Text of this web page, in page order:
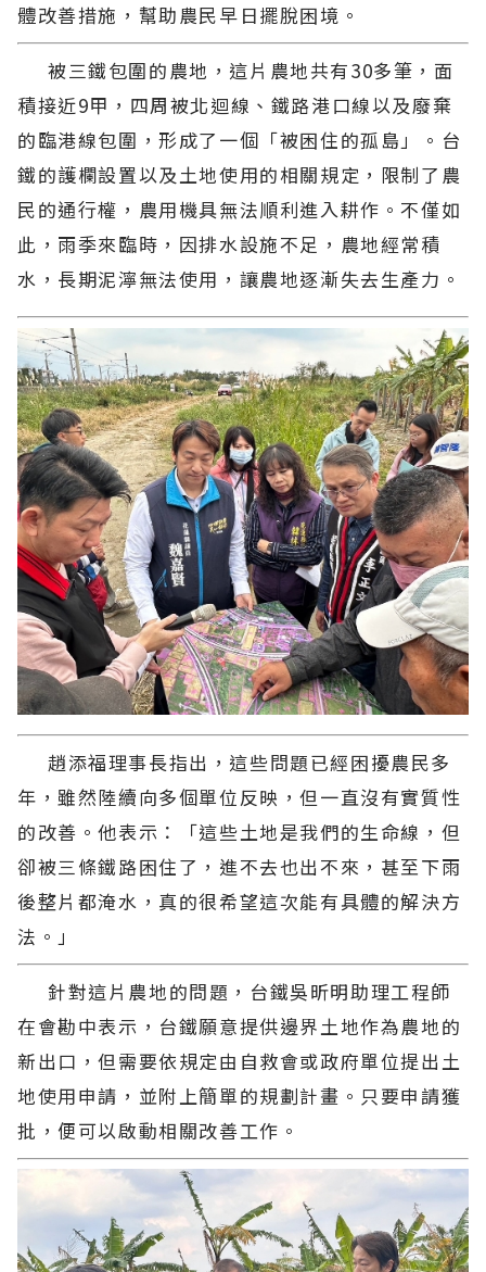
體改善措施，幫助農民早日擺脫困境。
被三鐵包圍的農地，這片農地共有30多筆，面
積接近9甲，四周被北迴線、鐵路港口線以及廢棄
的臨港線包圍，形成了一個「被困住的孤島」。台
鐵的護欄設置以及土地使用的相關規定，限制了農
民的通行權，農用機具無法順利進入耕作。不僅如
此，雨季來臨時，因排水設施不足，農地經常積
水，長期泥濘無法使用，讓農地逐漸失去生產力。
趙添福理事長指出，這些問題已經困擾農民多
年，雖然陸續向多個單位反映，但一直沒有實質性
的改善。他表示：「這些土地是我們的生命線，但
卻被三條鐵路困住了，進不去也出不來，甚至下雨
後整片都淹水，真的很希望這次能有具體的解決方
法。」
針對這片農地的問題，台鐵吳昕明助理工程師
在會勘中表示，台鐵願意提供邊界土地作為農地的
新出口，但需要依規定由自救會或政府單位提出土
地使用申請，並附上簡單的規劃計畫。只要申請獲
批，便可以啟動相關改善工作。